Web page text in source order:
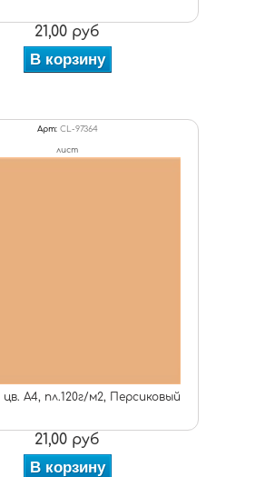
21,00 руб
В корзину
Арт: CL-97364
лист
А4, пл.120г/м2, Персиковый
21,00 руб
В корзину